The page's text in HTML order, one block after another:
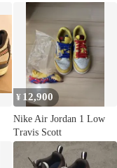
¥ 12,900
Nike Air Jordan 1 Low
Travis Scott